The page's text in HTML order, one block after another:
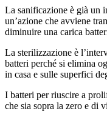
La sanificazione è già un
un’azione che avviene
diminuire una carica
La sterilizzazione è
batteri perché si elimina
in casa e sulle superfici
I batteri per riuscire a
che sia sopra la zero e di